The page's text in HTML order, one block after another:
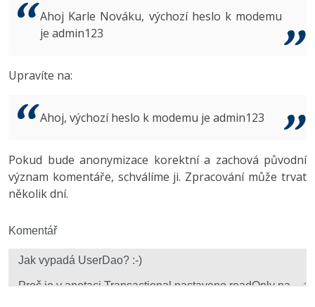
ASP.NET MVC
Best practices
MS-SQL
3D grafik
Copywriter
WordPress specialista
VB.NET
Algoritmy -41%
Umělá inteligence (AI) -10%
Fórum
Copywriting
Windows
Kybernetická bezpečnost
Inkscape
Fórum
Ahoj Karle Nováku, výchozí heslo k modemu
je admin123
Upravíte na:
Ahoj, výchozí heslo k modemu je admin123
Pokud bude anonymizace korektní a zachová původní
význam komentáře, schválíme ji. Zpracování může trvat
několik dní.
Komentář